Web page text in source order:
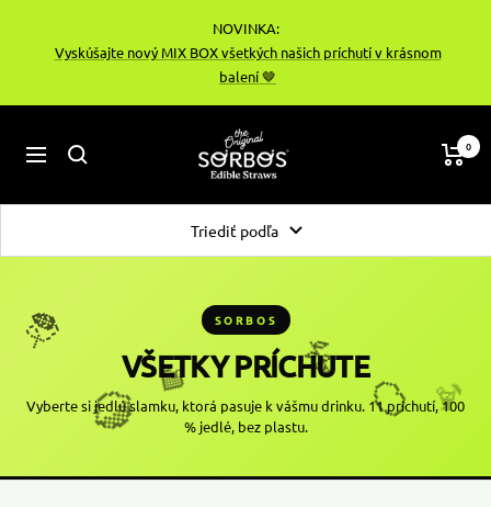
NOVINKA:
Vyskúšajte nový MIX BOX všetkých našich príchutí v krásnom
balení 🤎
Navigácia
0
Triediť podľa
🍃
🍋🍓
🥥
🌿
🍊 🍹
SORBOS
VŠETKYPRÍCHUTE
Vyberte si jedlú slamku, ktorá pasuje k vášmu drinku. 11 príchutí, 100
% jedlé, bez plastu.